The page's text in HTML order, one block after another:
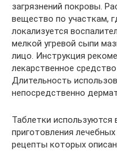
загрязнений покровы.
вещество по участкам,
локализуется
мелкой угревой сыпи
лицо. Инструкция
лекарственное
Длительность
непосредственно
Таблетки используются
приготовления
рецепты которых